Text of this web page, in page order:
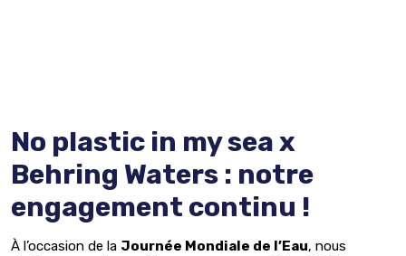
No plastic in my sea x
Behring Waters : notre
engagement continu !
À l’occasion de la Journée Mondiale de l’Eau, nous